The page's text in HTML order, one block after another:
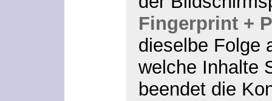
Fingerprint +
dieselbe Folge
welche Inhalte
beendet die